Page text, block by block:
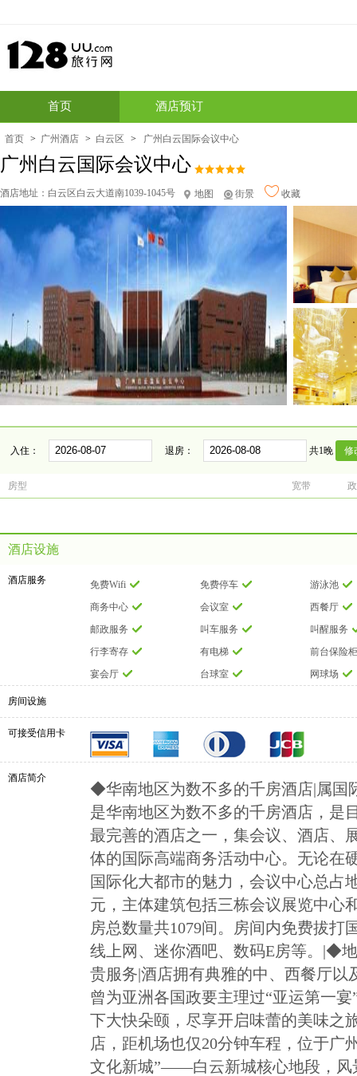
首页 酒店预订
首页 > 广州酒店 > 白云区 > 广州白云国际会议中心
广州白云国际会议中心
酒店地址： 白云区白云大道南1039-1045号 地图 街景 收藏
入住： 退房： 共1晚
房型 宽带
酒店设施
酒店服务 免费Wifi 免费停车
游泳池
商务中心
会议室
西餐厅
邮政服务
叫车服务
叫醒服务
行李寄存
有电梯
前台保险柜
宴会厅
台球室 网球场
房间设施
可接受信用卡
酒店简介
◆华南地区为数不多的千房酒店|属国
是华南地区为数不多的千房酒店，是
最完善的酒店之一，集会议、酒店、
体的国际高端商务活动中心。无论在
国际化大都市的魅力，会议中心总占
元，主体建筑包括三栋会议展览中心
房总数量共1079间。房间内免费拔打
线上网、迷你酒吧、数码E房等。|◆
贵服务|酒店拥有典雅的中、西餐厅
曾为亚洲各国政要主理过“亚运第一
下大快朵颐，尽享开启味蕾的美味之
店，距机场也仅20分钟车程，位于广
文化新城”——白云新城核心地段，风